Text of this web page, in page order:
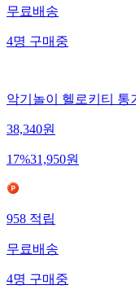
무료배송
4명구매중
악기놀이 헬로키티 통
38,340원
17%31,950원
958적립
무료배송
4명구매중